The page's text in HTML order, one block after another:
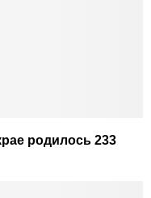
родилось 233